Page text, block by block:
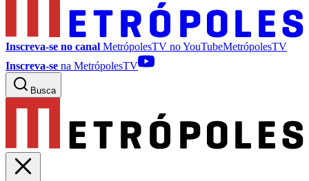
Inscreva-se no canal MetrópolesTV noYouTubeMetrópolesTV
Inscreva-se na MetrópolesTV
Busca